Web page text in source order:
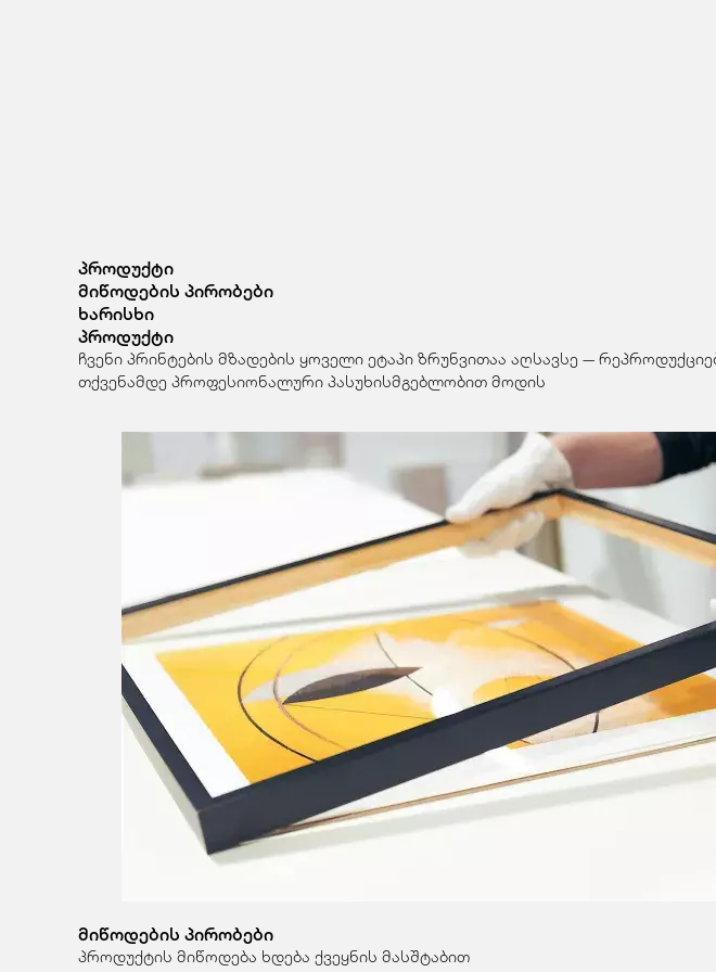
პროდუქტი
მიწოდების პირობები
ხარისხი
პროდუქტი
ჩვენი პრინტების მზადების ყოველი ეტაპი ზრუნვითაა აღსავსე —
თქვენამდე პროფესიონალური პასუხისმგებლობით მოდის
მიწოდების პირობები
პროდუქტის მიწოდება ხდება ქვეყნის მასშტაბით